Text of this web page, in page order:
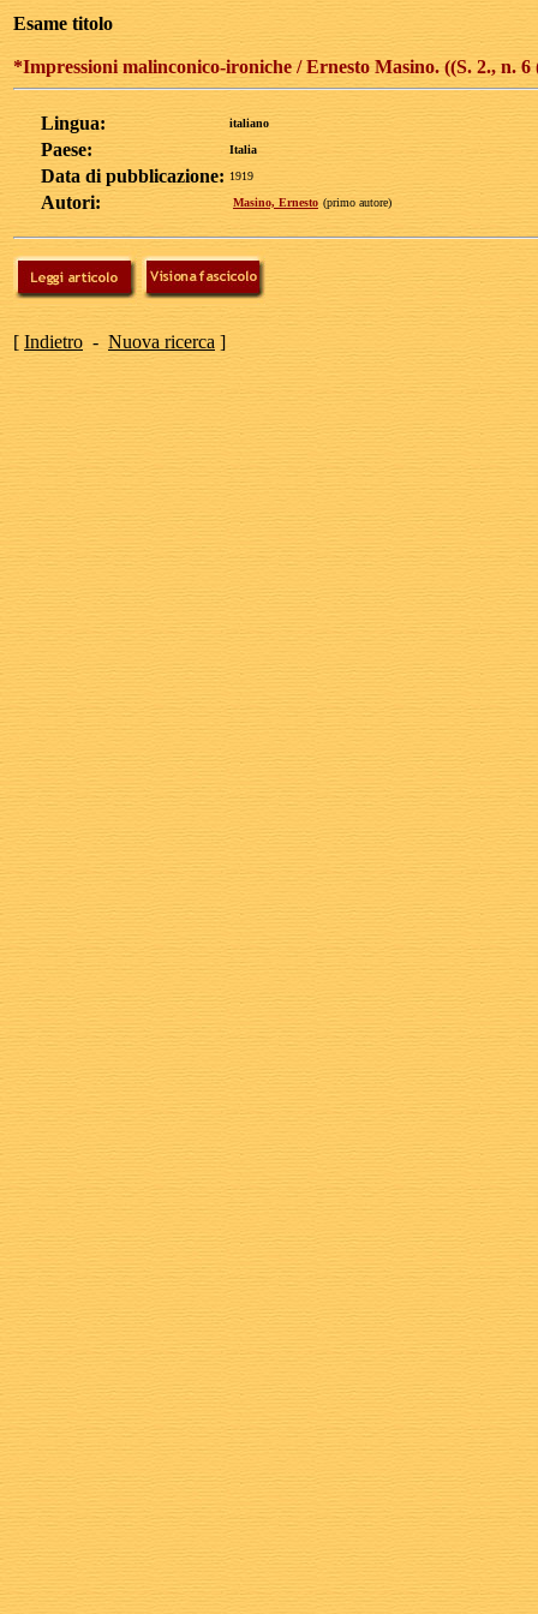
Esame titolo
*Impressioni malinconico-ironiche / Ernesto Masino. ((S. 2., n. 6
Lingua: italiano
Paese: Italia
Data di pubblicazione: 1919
Autori: Masino, Ernesto (primo autore)
[ Indietro - Nuova ricerca ]